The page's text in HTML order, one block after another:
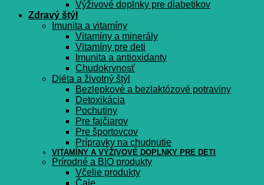
Výživové doplnky pre diabetikov
Zdravý štýl
Imunita a vitamíny
Vitamíny a minerály
Vitamíny pre deti
Imunita a antioxidanty
Chudokrvnosť
Diéta a životný štýl
Bezlepkové a bezlaktózové potraviny
Detoxikácia
Pochutiny
Pre fajčiarov
Pre športovcov
Prípravky na chudnutie
VITAMÍNY A VÝŽIVOVÉ DOPLNKY PRE DETI
Prírodné a BIO produkty
Včelie produkty
Čaje